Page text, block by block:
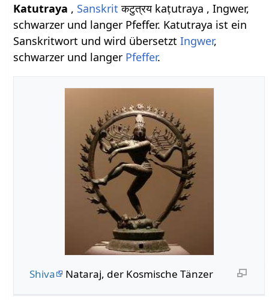
Katutraya , Sanskrit कटुत्रय kaṭutraya , Ingwer,
schwarzer und langer Pfeffer. Katutraya ist ein
Sanskritwort und wird übersetztIngwer,
schwarzer und langer Pfeffer.
Shiva Nataraj, der Kosmische Tänzer